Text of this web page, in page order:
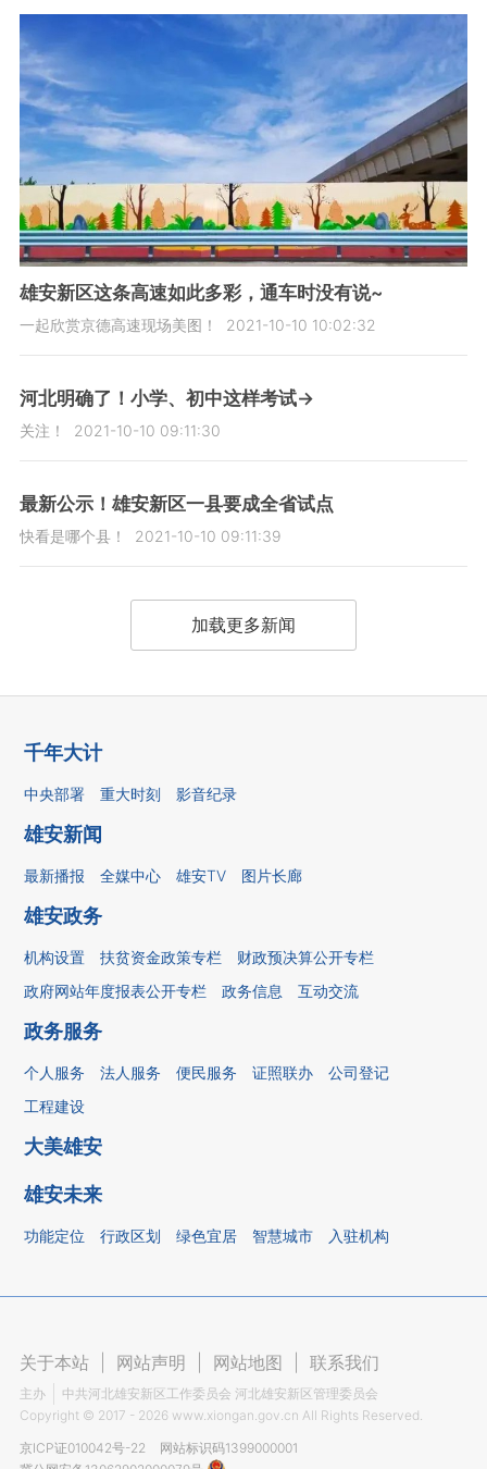
雄安新区这条高速如此多彩，通车时没有说~
一起欣赏京德高速现场美图！ 2021-10-10 10:02:32
河北明确了！小学、初中这样考试→
关注！ 2021-10-10 09:11:30
最新公示！雄安新区一县要成全省试点
快看是哪个县！ 2021-10-10 09:11:39
加载更多新闻
千年大计
中央部署 重大时刻 影音纪录
雄安新闻
最新播报 全媒中心 雄安TV 图片长廊
雄安政务
机构设置 扶贫资金政策专栏
财政预决算公开专栏
政府网站年度报表公开专栏
政务信息 互动交流
政务服务
个人服务 法人服务 便民服务 证照联办
公司登记
工程建设
大美雄安
雄安未来
功能定位 行政区划 绿色宜居 智慧城市 入驻机构
关于本站 网站声明 网站地图 联系我们
主办
中共河北雄安新区工作委员会 河北雄安新区管理委员会
Copyright © 2017 - 2026 www.xiongan.gov.cn All Rights Reserved.
京ICP证010042号-22
网站标识码1399000001